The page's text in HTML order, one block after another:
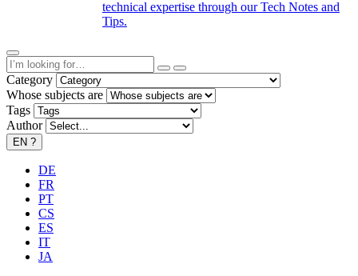
technical expertise through our Tech Notes and
Tips.
Category
Whose subjects are
Tags
Author
EN ?
DE
FR
PT
CS
ES
IT
JA